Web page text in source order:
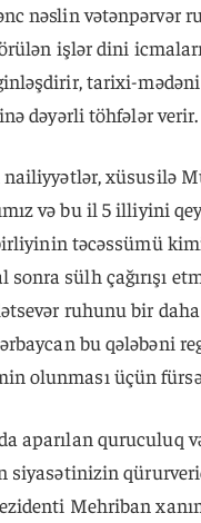
nəslin vətənpərvər
işlər dini
tarixi-
dəyərli töhfələr verir.
nailiyyətlər, xüsusilə
və bu il 5 illiyini
təcəssümü kimi
sülh çağırışı
ruhunu bir
bu qələbəni
olunması üçün
aparılan quruculuq
siyasətinizin
Mehriban